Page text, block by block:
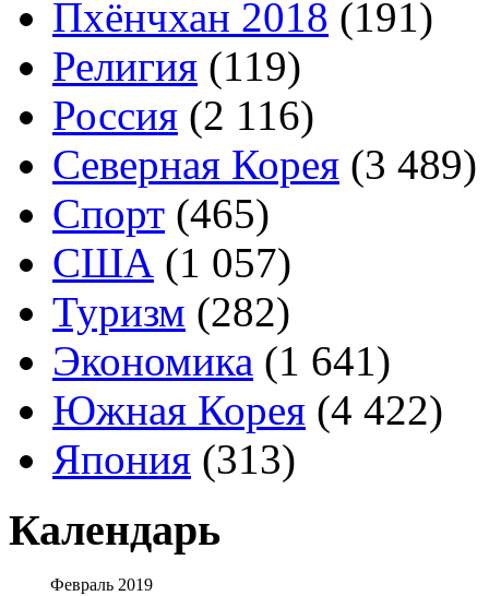
Пхёнчхан 2018 (191)
Религия (119)
Россия (2 116)
Северная Корея (3 489)
Спорт (465)
США (1 057)
Туризм (282)
Экономика (1 641)
Южная Корея (4 422)
Япония (313)
Календарь
Февраль 2019